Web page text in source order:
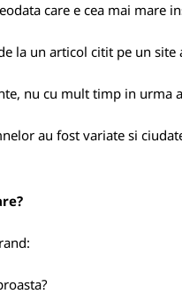
care e cea mai mare
la un articol citit pe un site
nu cu mult timp in urma
au fost variate si